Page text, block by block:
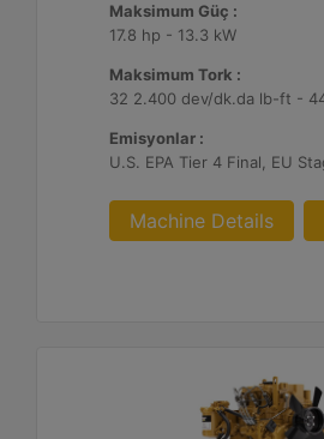
Maksimum Güç :
17.8 hp - 13.3 kW
Maksimum Tork :
Emisyonlar :
Machine Details